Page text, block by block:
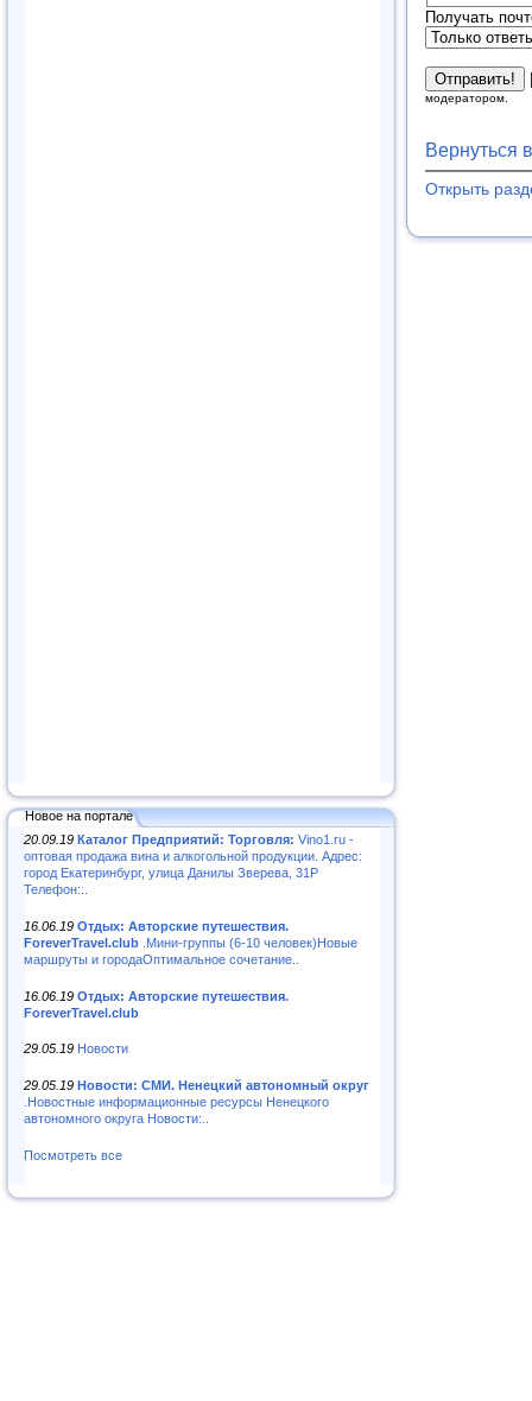
Новое на портале
20.09.19 Каталог Предприятий: Торговля: Vino1.ru -
оптовая продажа вина и алкогольной продукции. Адрес:
город Екатеринбург, улица Данилы Зверева, 31Р
Телефон:..
16.06.19 Отдых: Авторские путешествия.
ForeverTravel.club .Мини-группы (6-10 человек)Новые
маршруты и городаОптимальное сочетание..
16.06.19 Отдых: Авторские путешествия.
ForeverTravel.club
29.05.19 Новости
29.05.19 Новости: СМИ. Ненецкий автономный округ
.Новостные информационные ресурсы Ненецкого
автономного округа Новости:..
Посмотреть все
Получать
модератором.
Вернуться
Открыть